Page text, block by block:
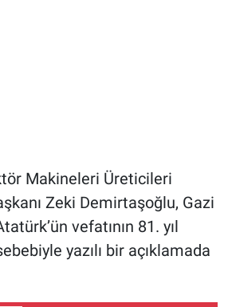
Makineleri Üreticileri
Zeki Demirtaşoğlu, Gazi
vefatının 81. yıl
yazılı bir açıklamada